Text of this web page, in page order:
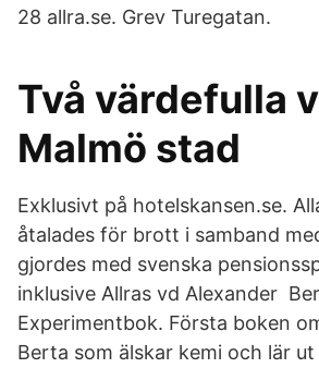
28 allra.se. Grev Turegatan.
Två värdefulla
Malmö stad
Exklusivt på hotelskansen.se.
åtalades för brott i samband
gjordes med svenska
inklusive Allras vd Alexander
Experimentbok. Första boken
Berta som älskar kemi och lär